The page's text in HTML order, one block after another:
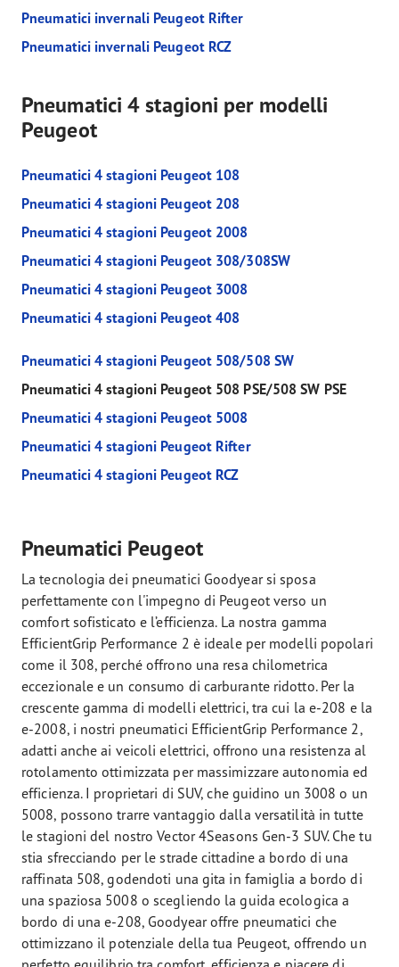
Pneumatici invernali Peugeot Rifter
Pneumatici invernali Peugeot RCZ
Pneumatici 4 stagioni per modelli
Peugeot
Pneumatici 4 stagioni Peugeot 108
Pneumatici 4 stagioni Peugeot 208
Pneumatici 4 stagioni Peugeot 2008
Pneumatici 4 stagioni Peugeot 308/308SW
Pneumatici 4 stagioni Peugeot 3008
Pneumatici 4 stagioni Peugeot 408
Pneumatici 4 stagioni Peugeot 508/508 SW
Pneumatici 4 stagioni Peugeot 508 PSE/508 SW PSE
Pneumatici 4 stagioni Peugeot 5008
Pneumatici 4 stagioni Peugeot Rifter
Pneumatici 4 stagioni Peugeot RCZ
Pneumatici Peugeot
La tecnologia dei pneumatici Goodyear si sposa
perfettamente con l'impegno di Peugeot verso un
comfort sofisticato e l’efficienza. La nostra gamma
EfficientGrip Performance 2 è ideale per modelli popolari
come il 308, perché offrono una resa chilometrica
eccezionale e un consumo di carburante ridotto. Per la
crescente gamma di modelli elettrici, tra cui la e-208 e la
e-2008, i nostri pneumatici EfficientGrip Performance 2,
adatti anche ai veicoli elettrici, offrono una resistenza al
rotolamento ottimizzata per massimizzare autonomia ed
efficienza. I proprietari di SUV, che guidino un 3008 o un
5008, possono trarre vantaggio dalla versatilità in tutte
le stagioni del nostro Vector 4Seasons Gen-3 SUV. Che tu
stia sfrecciando per le strade cittadine a bordo di una
raffinata 508, godendoti una gita in famiglia a bordo di
una spaziosa 5008 o scegliendo la guida ecologica a
bordo di una e-208, Goodyear offre pneumatici che
ottimizzano il potenziale della tua Peugeot, offrendo un